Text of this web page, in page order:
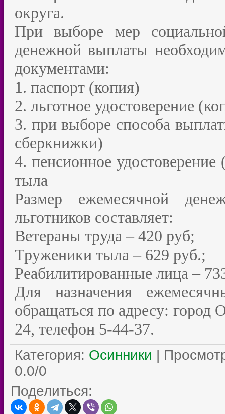
округа.
При выборе мер
денежной выплаты
документами:
1. паспорт (копия)
2. льготное удостоверение
3. при выборе способа
сберкнижки)
4. пенсионное
тыла
Размер ежемесячной
льготников составляет:
Ветераны труда – 420 руб;
Труженики тыла – 629 руб.;
Реабилитированные лица –
Для назначения
обращаться по адресу:
24, телефон 5-44-37.
Категория: Осинники |
0.0/0
Поделиться: